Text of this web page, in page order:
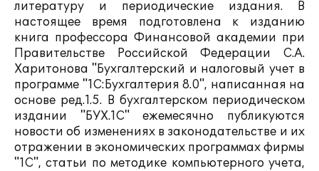
литературу и периодические издания. В
настоящее время подготовлена к изданию
книга профессора Финансовой академии при
Правительстве Российской Федерации С.А.
Харитонова "Бухгалтерский и налоговый учет в
программе "1С:Бухгалтерия 8.0", написанная на
основе ред.1.5. В бухгалтерском периодическом
издании "БУХ.1С" ежемесячно публикуются
новости об изменениях в законодательстве и их
отражении в экономических программах фирмы
"1С", статьи по методике компьютерного учета,